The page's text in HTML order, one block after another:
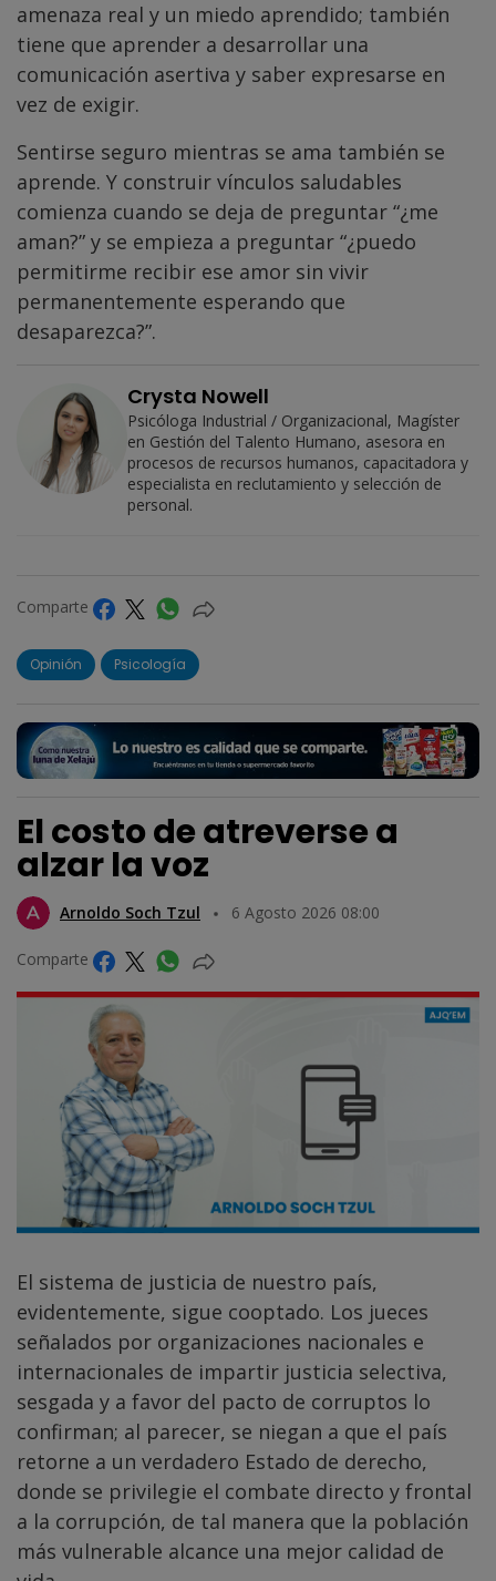
amenaza real y un miedo aprendido; también
tiene que aprender a desarrollar una
comunicación asertiva y saber expresarse en
vez de exigir.
Sentirse seguro mientras se ama también se
aprende. Y construir vínculos saludables
comienza cuando se deja de preguntar “¿me
aman?” y se empieza a preguntar “¿puedo
permitirme recibir ese amor sin vivir
permanentemente esperando que
desaparezca?”.
Crysta Nowell
Psicóloga Industrial / Organizacional, Magíster
en Gestión del Talento Humano, asesora en
procesos de recursos humanos, capacitadora y
especialista en reclutamiento y selección de
personal.
Comparte
Opinión Psicología
El costo de atreverse a
alzar la voz
Arnoldo Soch Tzul 6 Agosto 2026 08:00
Comparte
El sistema de justicia de nuestro país,
evidentemente, sigue cooptado. Los jueces
señalados por organizaciones nacionales e
internacionales de impartir justicia selectiva,
sesgada y a favor del pacto de corruptos lo
confirman; al parecer, se niegan a que el país
retorne a un verdadero Estado de derecho,
donde se privilegie el combate directo y frontal
a la corrupción, de tal manera que la población
más vulnerable alcance una mejor calidad de